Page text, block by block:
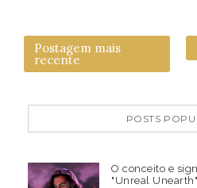
Postagem mais
recente
POSTS
O conceito e
"Unreal